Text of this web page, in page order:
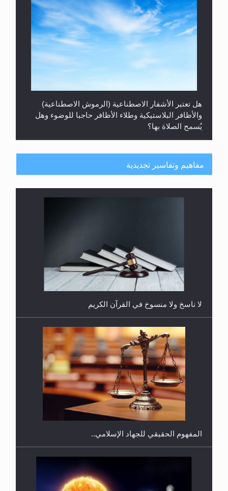
هل تعتبر الأشفار الاصطناعية (الرموش الاصطناعية)
والأظافر البلاستيكية وطلاء الأظافر حاجبا للوضوء وهل
يُسمح الصلاة بها؟
هل يُحسب حول الزكاة وفق السنة الميلادية أو الهجرية؟
هل يجوز فتح مشروع كوافير نسائي للمحجبات وغير
المحجبات؟
مفاهيم وتفاسير تجديدية
لا ناسخ ولا منسوخ في القرآن الكريم
المفهوم الحقيقي للجهاد الإسلامي..